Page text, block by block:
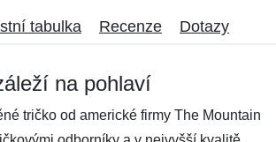
tabulka Recenze Dotazy
na pohlaví
tričko od americké firmy The Mountain